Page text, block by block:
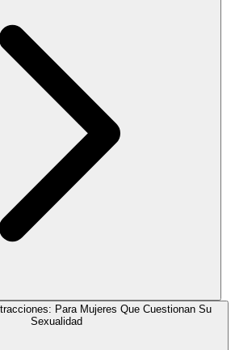
Para Mujeres Que Cuestionan Su
Sexualidad